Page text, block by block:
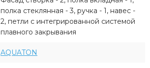
полка стеклянная - 3, ручка - 1, навес -
2, петли с интегрированной системой
плавного закрывания
AQUATON